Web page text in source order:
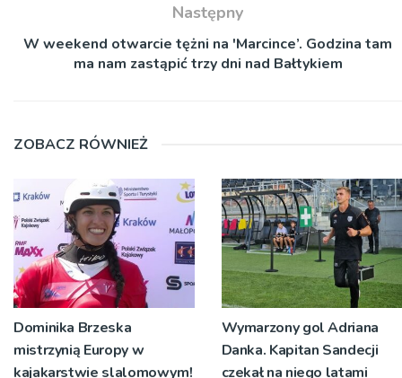
Następny
W weekend otwarcie tężni na 'Marcince’. Godzina tam
ma nam zastąpić trzy dni nad Bałtykiem
ZOBACZ RÓWNIEŻ
Dominika Brzeska
mistrzynią Europy w
kajakarstwie slalomowym!
Wymarzony gol Adriana
Danka. Kapitan Sandecji
czekał na niego latami